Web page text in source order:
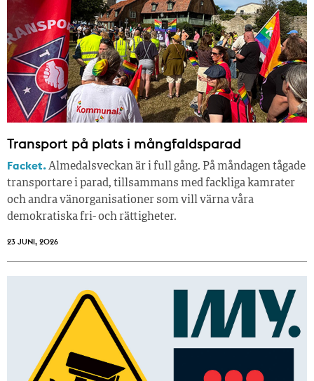
Transport på plats i mångfaldsparad
Facket.Almedalsveckan är i full gång. På måndagen tågade
transportare i parad, tillsammans med fackliga kamrater
och andra vänorganisationer som vill värna våra
demokratiska fri- och rättigheter.
23 JUNI, 2026